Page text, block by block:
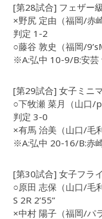
[第28試合] フェザー
×野尻 定由（福岡/赤
判定 1-2
○藤谷 敦史（福岡/
※A:弘中 10-9/B:安
[第29試合] 女子ミニ
○下牧瀬 菜月（山口/
判定 3-0
×有馬 治美（山口/毛
※A:弘中 20-16/B:赤
[第30試合] 女子フラ
○原田 志保（山口/毛
S 2R 2’55”
×中村 陽子（福岡/パ